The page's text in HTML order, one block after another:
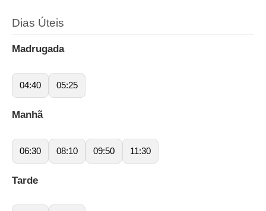
Dias Úteis
Madrugada
04:40 05:25
Manhã
06:30 08:10 09:50 11:30
Tarde